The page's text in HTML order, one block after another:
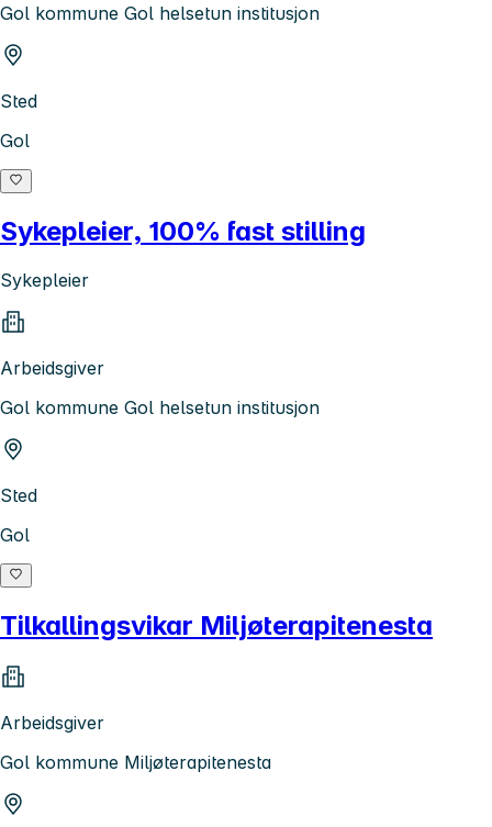
Gol kommune Gol helsetun institusjon
Sted
Gol
Sykepleier, 100% fast stilling
Sykepleier
Arbeidsgiver
Gol kommune Gol helsetun institusjon
Sted
Gol
Tilkallingsvikar Miljøterapitenesta
Arbeidsgiver
Gol kommune Miljøterapitenesta